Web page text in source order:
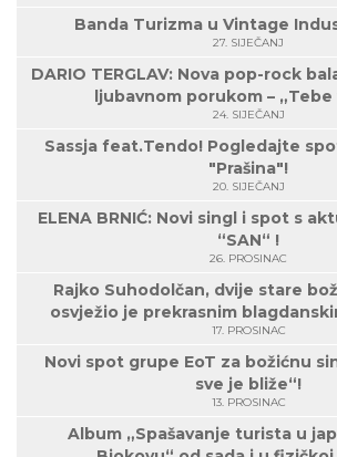
Banda Turizma u Vintage
27. SIJEČANJ
DARIO TERGLAV: Nova pop-rock
ljubavnom porukom –
24. SIJEČANJ
Sassja feat.Tendo! Pogledajte
"Prašina"!
20. SIJEČANJ
ELENA BRNIĆ: Novi singl i spot s
“SAN“ !
26. PROSINAC
Rajko Suhodolčan, dvije stare
osvježio je prekrasnim
17. PROSINAC
Novi spot grupe EoT za božićnu
sve je bliže“!
13. PROSINAC
Album „Spašavanje turista u